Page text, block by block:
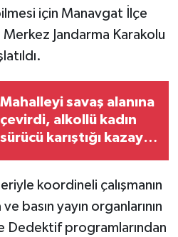
için Manavgat İlçe
Merkez Jandarma Karakolu
Mahalleyi savaş alanına
çevirdi, alkollü kadın
sürücü karıştığı kazayı
koordineli çalışmanın
basın yayın organlarının
Dedektif programlarından